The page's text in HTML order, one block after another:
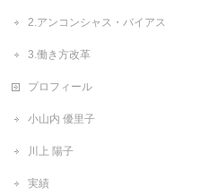
2.アンコンシャス・バイアス
3.働き方改革
プロフィール
小山内 優里子
川上 陽子
実績